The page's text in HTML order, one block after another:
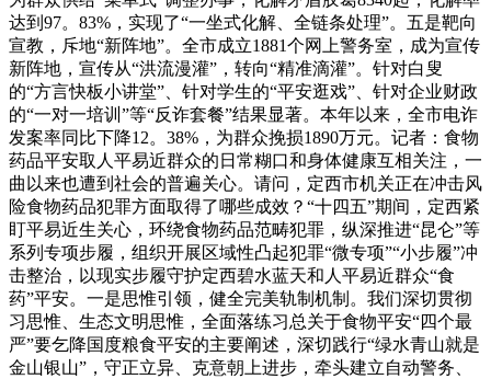
达到97。83%，实现了“一坐式化解、全链条处理”。五是靶向
宣教，斥地“新阵地”。全市成立1881个网上警务室，成为宣传
新阵地，宣传从“洪流漫灌”，转向“精准滴灌”。针对白叟
的“方言快板小讲堂”、针对学生的“平安逛戏”、针对企业财政
的“一对一培训”等“反诈套餐”结果显著。本年以来，全市电诈
发案率同比下降12。38%，为群众挽损1890万元。记者：食物
药品平安取人平易近群众的日常糊口和身体健康互相关注，一
曲以来也遭到社会的普遍关心。请问，定西市机关正在冲击风
险食物药品犯罪方面取得了哪些成效？“十四五”期间，定西紧
盯平易近生关心，环绕食物药品范畴犯罪，纵深推进“昆仑”等
系列专项步履，组织开展区域性凸起犯罪“微专项”“小步履”冲
击整治，以现实步履守护定西碧水蓝天和人平易近群众“食
药”平安。一是思惟引领，健全完美轨制机制。我们深切贯彻
习思惟、生态文明思惟，全面落练习总关于食物平安“四个最
严”要乞降国度粮食平安的主要阐述，深切践行“绿水青山就是
金山银山”，守正立异、克意朝上进步，牵头建立自动警务、